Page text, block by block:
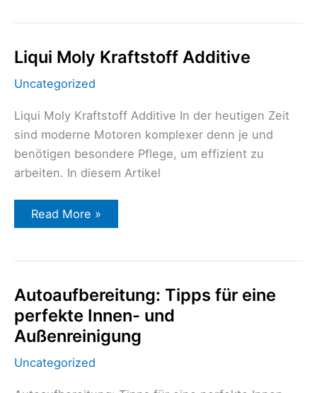
Liqui Moly Kraftstoff Additive
Uncategorized
Liqui Moly Kraftstoff Additive In der heutigen Zeit
sind moderne Motoren komplexer denn je und
benötigen besondere Pflege, um effizient zu
arbeiten. In diesem Artikel
Liqui
Moly
Additive
Read More »
Autoaufbereitung: Tipps für eine
perfekte Innen- und
Außenreinigung
Uncategorized
Autoaufbereitung:
Tipps
für
eine
perfekte
Innen-
und
Außenreinigung